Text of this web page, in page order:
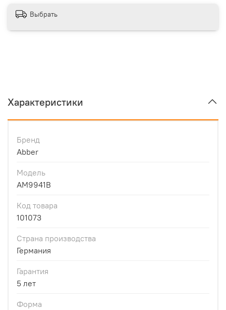
Выбрать
Характеристики
Бренд
Abber
Модель
AM9941B
Код товара
101073
Страна производства
Германия
Гарантия
5 лет
Форма